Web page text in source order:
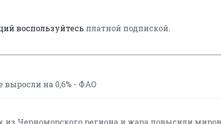
воспользуйтесь платной подпиской.
на 0,6% - ФАО
из Черноморского региона и жара повысили